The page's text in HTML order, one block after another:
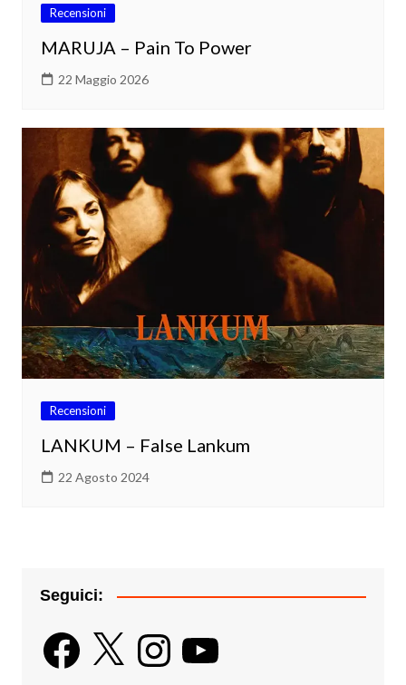
Recensioni
MARUJA – Pain To Power
22 Maggio 2026
Recensioni
LANKUM – False Lankum
22 Agosto 2024
Seguici:
Facebook
X InstagramYouTube